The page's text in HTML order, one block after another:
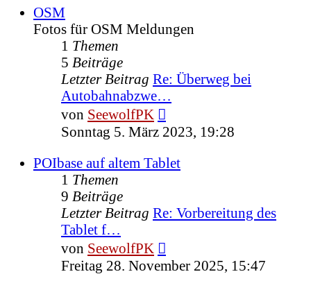
OSM
Fotos für OSM Meldungen
1 Themen
5 Beiträge
Letzter Beitrag Re: Überweg bei
Autobahnabzwe…
von SeewolfPK
Beitrag
Sonntag 5. März 2023, 19:28
POIbase auf altem Tablet
1 Themen
9 Beiträge
Letzter Beitrag Re: Vorbereitung des
Tablet f…
von SeewolfPK
Beitrag
Freitag 28. November 2025, 15:47